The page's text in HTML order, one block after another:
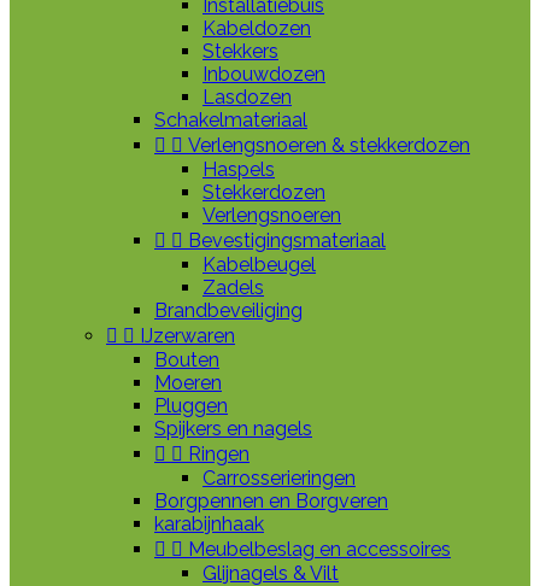
Installatiebuis
Kabeldozen
Stekkers
Inbouwdozen
Lasdozen
Schakelmateriaal
  Verlengsnoeren & stekkerdozen
Haspels
Stekkerdozen
Verlengsnoeren
  Bevestigingsmateriaal
Kabelbeugel
Zadels
Brandbeveiliging
  IJzerwaren
Bouten
Moeren
Pluggen
Spijkers en nagels
  Ringen
Carrosserieringen
Borgpennen en Borgveren
karabijnhaak
  Meubelbeslag en accessoires
Glijnagels & Vilt